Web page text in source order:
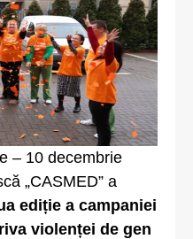
– 10 decembrie
„CASMED” a
ediție a campaniei
violenței de gen